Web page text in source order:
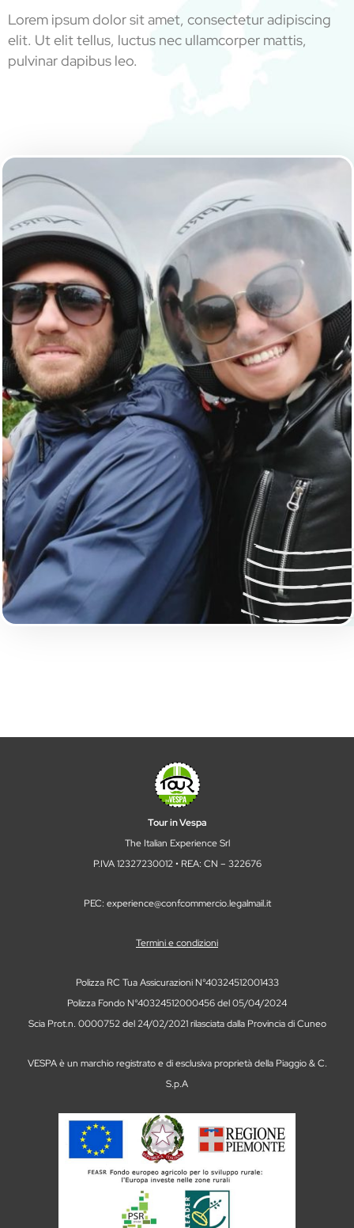
Lorem ipsum dolor sit amet, consectetur adipiscing
elit. Ut elit tellus, luctus nec ullamcorper mattis,
pulvinar dapibus leo.
Tour in Vespa
The Italian Experience Srl
P.IVA 12327230012 • REA: CN – 322676
PEC: experience@confcommercio.legalmail.it
Termini e condizioni
Polizza RC Tua Assicurazioni N°40324512001433
Polizza Fondo N°40324512000456 del 05/04/2024
Scia Prot.n. 0000752 del 24/02/2021 rilasciata dalla Provincia di Cuneo
VESPA è un marchio registrato e di esclusiva proprietà della Piaggio & C.
S.p.A